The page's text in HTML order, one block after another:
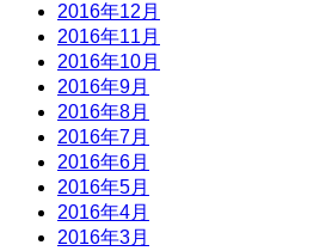
2016年12月
2016年11月
2016年10月
2016年9月
2016年8月
2016年7月
2016年6月
2016年5月
2016年4月
2016年3月